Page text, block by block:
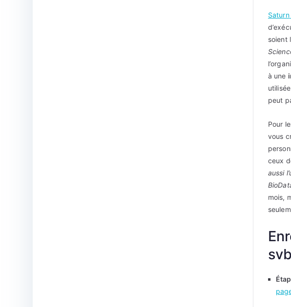
Saturn
soient
à une
peut
Pour
vous
ceux
aussi
mois,